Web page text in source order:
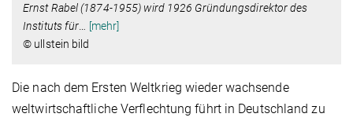
Ernst Rabel (1874-1955) wird 1926 Gründungsdirektor des
Instituts für
[mehr]
© ullstein bild
Die nach dem Ersten Weltkrieg wieder wachsende
weltwirtschaftliche Verflechtung führt in Deutschland zu